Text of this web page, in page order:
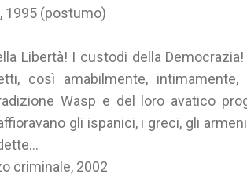
1995 (postumo)
Libertà! I custodi della Democrazia!
così amabilmente, intimamente,
Wasp e del loro avatico
gli ispanici, i greci, gli
criminale, 2002